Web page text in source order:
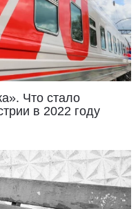
Что стало
в 2022 году